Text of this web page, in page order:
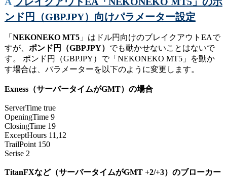
ンド円（GBPJPY）向けパラメーター設定
「 NEKONEKO MT5」はドル円向けのブレイクアウトEAで
すが、 ポンド円（GBPJPY） でも動かせないことはないで
す。 ポンド円（GBPJPY）で「NEKONEKO MT5」を動か
す場合は、パラメーターを以下のように変更します。
Exness（サーバータイムがGMT）の場合
ServerTime true
OpeningTime 9
ClosingTime 19
ExceptHours 11,12
TrailPoint 150
Serise 2
TitanFXなど（サーバータイムがGMT +2/+3）のブローカー